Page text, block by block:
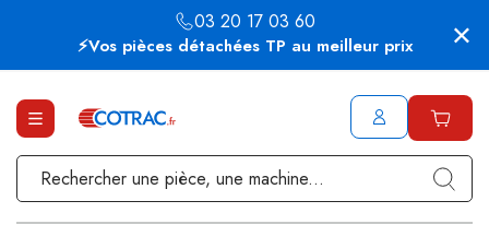
⚡Vos pièces détachées TP au meilleur prix
03 20 17 03 60